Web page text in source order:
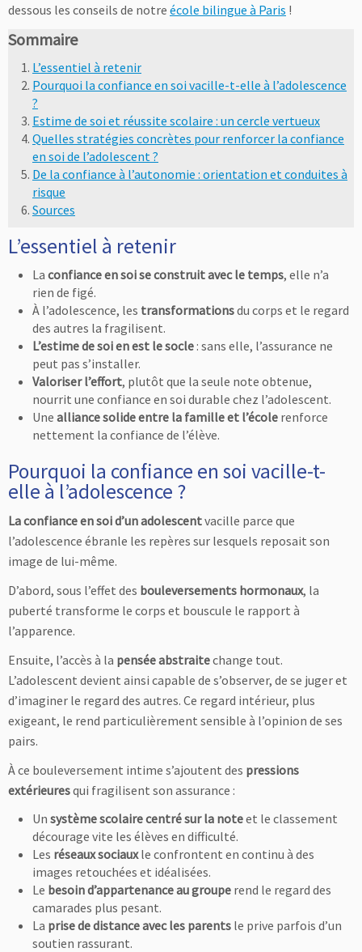
dessous les conseils de notre école bilingue à Paris !
Sommaire
L’essentiel à retenir
Pourquoi la confiance en soi vacille-t-elle à l’adolescence
?
Estime de soi et réussite scolaire : un cercle vertueux
Quelles stratégies concrètes pour renforcer la confiance
en soi de l’adolescent ?
De la confiance à l’autonomie : orientation et conduites à
risque
Sources
L’essentiel à retenir
La confiance en soi se construit avec le temps, elle n’a
rien de figé.
À l’adolescence, les transformationsdu corps et le regard
des autres la fragilisent.
L’estime de soi en est le socle : sans elle, l’assurance ne
peut pas s’installer.
Valoriser l’effort, plutôt que la seule note obtenue,
nourrit une confiance en soi durable chez l’adolescent.
Une alliance solide entre la famille et l’école renforce
nettement la confiance de l’élève.
Pourquoi la confiance en soi vacille-t-
elle à l’adolescence ?
La confiance en soi d’un adolescentvacille parce que
l’adolescence ébranle les repères sur lesquels reposait son
image de lui-même.
D’abord, sous l’effet des bouleversements hormonaux, la
puberté transforme le corps et bouscule le rapport à
l’apparence.
Ensuite, l’accès à la pensée abstraitechange tout.
L’adolescent devient ainsi capable de s’observer, de se juger et
d’imaginer le regard des autres. Ce regard intérieur, plus
exigeant, le rend particulièrement sensible à l’opinion de ses
pairs.
À ce bouleversement intime s’ajoutent des pressions
extérieuresqui fragilisent son assurance :
Un système scolaire centré sur la noteet le classement
décourage vite les élèves en difficulté.
Les réseaux sociauxle confrontent en continu à des
images retouchées et idéalisées.
Le besoin d’appartenance au groupe rend le regard des
camarades plus pesant.
La prise de distance avec les parents le prive parfois d’un
soutien rassurant.